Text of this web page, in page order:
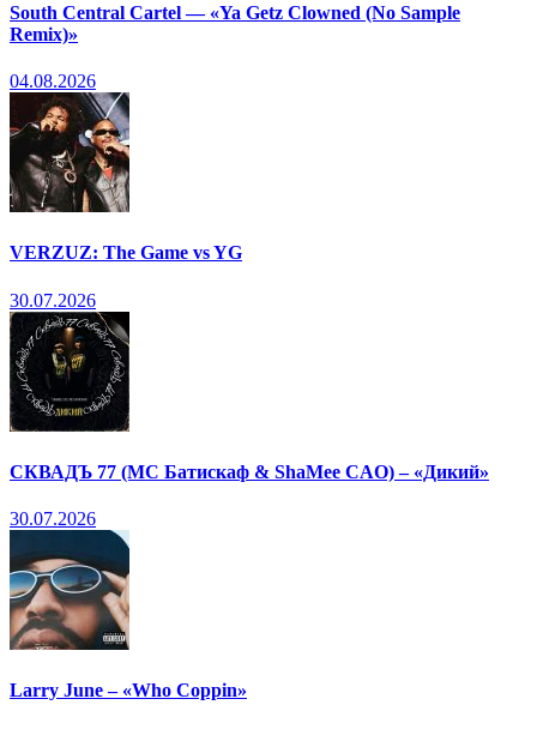
South Central Cartel — «Ya Getz Clowned (No Sample
Remix)»
04.08.2026
VERZUZ: The Game vs YG
30.07.2026
СКВАДЪ 77 (МС Батискаф & ShaMee CAO) – «Дикий»
30.07.2026
Larry June – «Who Coppin»